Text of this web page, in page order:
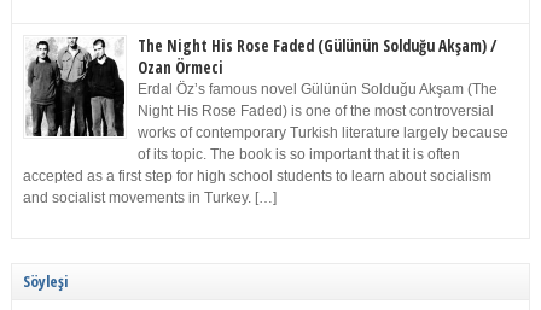
The Night His Rose Faded (Gülünün Solduğu Akşam) /
Ozan Örmeci
Erdal Öz’s famous novel Gülünün Solduğu Akşam (The
Night His Rose Faded) is one of the most controversial
works of contemporary Turkish literature largely because
of its topic. The book is so important that it is often
accepted as a first step for high school students to learn about socialism
and socialist movements in Turkey. […]
Söyleşi